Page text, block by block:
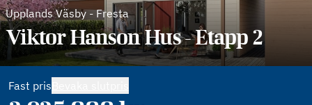
Upplands Väsby-Fresta
Viktor Hanson Hus - Etapp 2
Fast pris